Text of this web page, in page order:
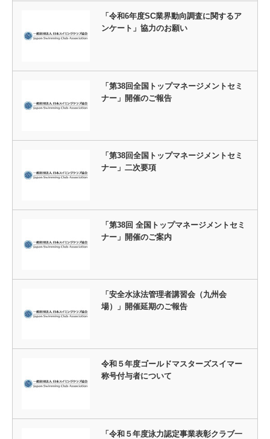
「令和6年度SC業界動向調査に関するア
ンケート」協力のお願い
「第38回全国トップマネージメントセミ
ナー」開催のご報告
「第38回全国トップマネージメントセミ
ナー」二次要項
「第38回 全国トップマネージメントセミ
ナー」開催のご案内
「安全水泳法管理者講習会（九州会
場）」開催延期のご報告
令和５年度ゴールドマスターズスイマー
称号付与者について
「令和５年度泳力認定事業表彰クラブ一